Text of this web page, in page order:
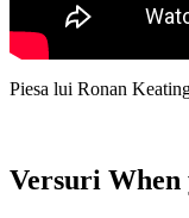
Piesa lui Ronan
Versuri When